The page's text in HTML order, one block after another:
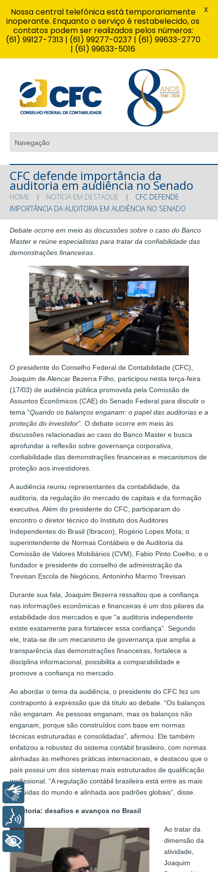
CFC defende importância da
auditoria em audiência no Senado
HOME NOTICIA EM DESTAQUE
CFC DEFENDE
IMPORTÂNCIA DA AUDITORIA EM AUDIÊNCIA NO SENADO
Debate ocorre em meio às discussões sobre o caso do Banco
Master e reúne especialistas para tratar da confiabilidade das
demonstrações financeiras.
O presidente do Conselho Federal de Contabilidade (CFC),
Joaquim de Alencar Bezerra Filho, participou nesta terça-feira
(17/03) de audiência pública promovida pela Comissão de
Assuntos Econômicos (CAE) do Senado Federal para discutir o
tema “Quando os balanços enganam: o papel das auditorias e a
proteção do investidor”. O debate ocorre em meio às
discussões relacionadas ao caso do Banco Master e busca
aprofundar a reflexão sobre governança corporativa,
confiabilidade das demonstrações financeiras e mecanismos de
proteção aos investidores.
A audiência reuniu representantes da contabilidade, da
auditoria, da regulação do mercado de capitais e da formação
executiva. Além do presidente do CFC, participaram do
encontro o diretor técnico do Instituto dos Auditores
Independentes do Brasil (Ibracon), Rogério Lopes Mota; o
superintendente de Normas Contábeis e de Auditoria da
Comissão de Valores Mobiliários (CVM), Fabio Pinto Coelho; e o
fundador e presidente do conselho de administração da
Trevisan Escola de Negócios, Antoninho Marmo Trevisan.
Durante sua fala, Joaquim Bezerra ressaltou que a confiança
nas informações econômicas e financeiras é um dos pilares da
estabilidade dos mercados e que “a auditoria independente
existe exatamente para fortalecer essa confiança”. Segundo
ele, trata-se de um mecanismo de governança que amplia a
transparência das demonstrações financeiras, fortalece a
disciplina informacional, possibilita a comparabilidade e
promove a confiança no mercado.
Ao abordar o tema da audiência, o presidente do CFC fez um
contraponto à expressão que dá título ao debate. “Os balanços
não enganam. As pessoas enganam, mas os balanços não
enganam, porque são construídos com base em normas
técnicas estruturadas e consolidadas”, afirmou. Ele também
enfatizou a robustez do sistema contábil brasileiro, com normas
alinhadas às melhores práticas internacionais, e destacou que o
país possui um dos sistemas mais estruturados de qualificação
profissional. “A regulação contábil brasileira está entre as mais
evoluídas do mundo e alinhada aos padrões globais”, disse.
Auditoria: desafios e avanços no Brasil
Ao tratar da
dimensão da
atividade,
Joaquim
Nossa central telefônica está temporariamente
inoperante. Enquanto o serviço é restabelecido, os
contatos podem ser realizados pelos números:
(61) 99127-7313 | (61) 99277-0237 | (61) 99633-2770
| (61) 99633-5016
X
Libras
+ Acessibilidade